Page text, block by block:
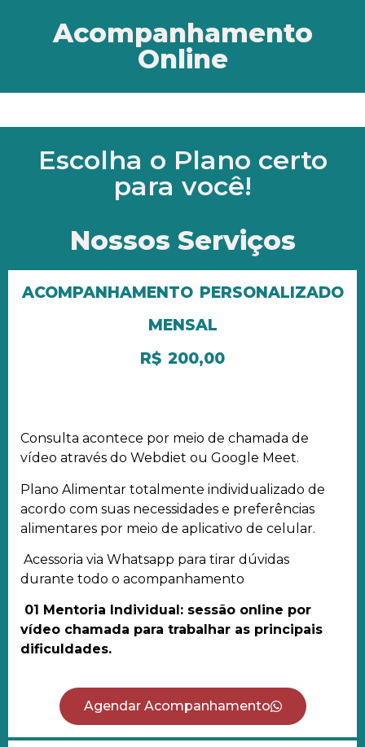
Acompanhamento
Online
Escolha o Plano certo
para você!
Nossos Serviços
ACOMPANHAMENTO PERSONALIZADO
MENSAL
R$ 200,00
Consulta acontece por meio de chamada de
vídeo através do Webdiet ou Google Meet.
Plano Alimentar totalmente individualizado de
acordo com suas necessidades e preferências
alimentares por meio de aplicativo de celular.
Acessoria via Whatsapp para tirar dúvidas
durante todo o acompanhamento
01 Mentoria Individual: sessão online por
vídeo chamada para trabalhar as principais
dificuldades.
Agendar Acompanhamento